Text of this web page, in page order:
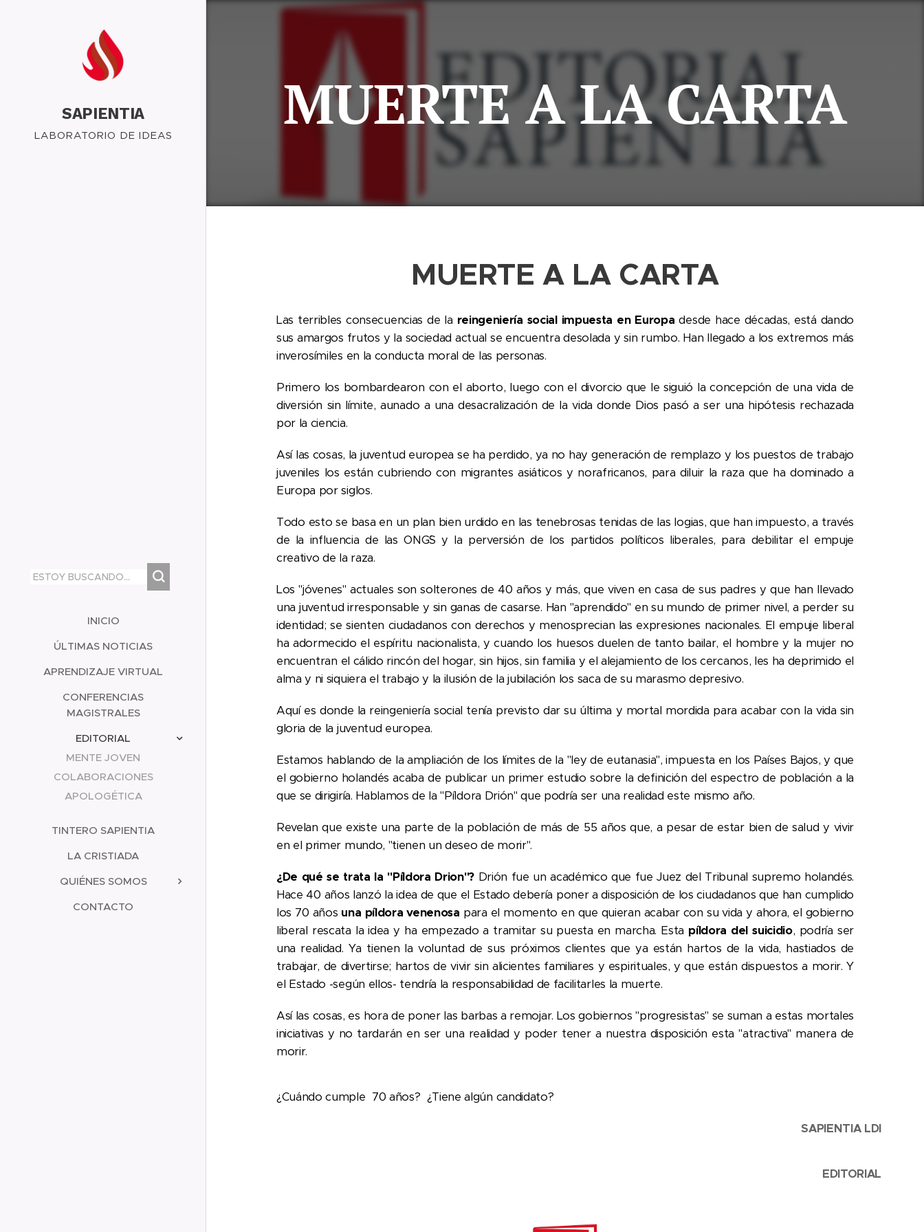
SAPIENTIA
LABORATORIO DE IDEAS
INICIO
ÚLTIMAS NOTICIAS
APRENDIZAJE VIRTUAL
CONFERENCIAS
MAGISTRALES
EDITORIAL
MENTE JOVEN
COLABORACIONES
APOLOGÉTICA
TINTERO SAPIENTIA
LA CRISTIADA
QUIÉNES SOMOS
CONTACTO
MUERTE A LA CARTA
MUERTE A LA CARTA
Las terribles consecuencias de la reingeniería social impuesta en Europa desde hace décadas, está dando
sus amargos frutos y la sociedad actual se encuentra desolada y sin rumbo. Han llegado a los extremos más
inverosímiles en la conducta moral de las personas.
Primero los bombardearon con el aborto, luego con el divorcio que le siguió la concepción de una vida de
diversión sin límite, aunado a una desacralización de la vida donde Dios pasó a ser una hipótesis rechazada
por la ciencia.
Así las cosas, la juventud europea se ha perdido, ya no hay generación de remplazo y los puestos de trabajo
juveniles los están cubriendo con migrantes asiáticos y norafricanos, para diluir la raza que ha dominado a
Europa por siglos.
Todo esto se basa en un plan bien urdido en las tenebrosas tenidas de las logias, que han impuesto, a través
de la influencia de las ONG´S y la perversión de los partidos políticos liberales, para debilitar el empuje
creativo de la raza.
Los "jóvenes" actuales son solterones de 40 años y más, que viven en casa de sus padres y que han llevado
una juventud irresponsable y sin ganas de casarse. Han "aprendido" en su mundo de primer nivel, a perder su
identidad; se sienten ciudadanos con derechos y menosprecian las expresiones nacionales. El empuje liberal
ha adormecido el espíritu nacionalista, y cuando los huesos duelen de tanto bailar, el hombre y la mujer no
encuentran el cálido rincón del hogar, sin hijos, sin familia y el alejamiento de los cercanos, les ha deprimido el
alma y ni siquiera el trabajo y la ilusión de la jubilación los saca de su marasmo depresivo.
Aquí es donde la reingeniería social tenía previsto dar su última y mortal mordida para acabar con la vida sin
gloria de la juventud europea.
Estamos hablando de la ampliación de los límites de la "ley de eutanasia", impuesta en los Países Bajos, y que
el gobierno holandés acaba de publicar un primer estudio sobre la definición del espectro de población a la
que se dirigiría. Hablamos de la "Píldora Drión" que podría ser una realidad este mismo año.
Revelan que existe una parte de la población de más de 55 años que, a pesar de estar bien de salud y vivir
en el primer mundo, "tienen un deseo de morir".
¿De qué se trata la "Píldora Drion"? Drión fue un académico que fue Juez del Tribunal supremo holandés.
Hace 40 años lanzó la idea de que el Estado debería poner a disposición de los ciudadanos que han cumplido
los 70 años una píldora venenosa para el momento en que quieran acabar con su vida y ahora, el gobierno
liberal rescata la idea y ha empezado a tramitar su puesta en marcha. Esta píldora del suicidio, podría ser
una realidad. Ya tienen la voluntad de sus próximos clientes que ya están hartos de la vida, hastiados de
trabajar, de divertirse; hartos de vivir sin alicientes familiares y espirituales, y que están dispuestos a morir. Y
el Estado -según ellos- tendría la responsabilidad de facilitarles la muerte.
Así las cosas, es hora de poner las barbas a remojar. Los gobiernos "progresistas" se suman a estas mortales
iniciativas y no tardarán en ser una realidad y poder tener a nuestra disposición esta "atractiva" manera de
morir.
¿Cuándo cumple 70 años? ¿Tiene algún candidato?
SAPIENTIA LDI
EDITORIAL